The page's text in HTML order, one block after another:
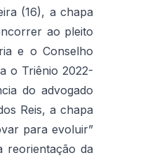
(16), a chapa
ao pleito
e o Conselho
o Triênio 2022-
do advogado
Reis, a chapa
para evoluir”
reorientação da